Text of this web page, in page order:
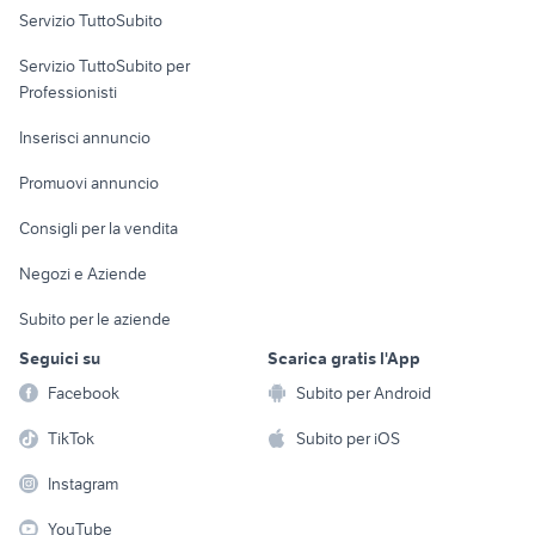
Informatica
Console e
Fotografia
Telefonia
Biciclette
Servizio TuttoSubito
Servizio TuttoSubito per
Professionisti
Inserisci annuncio
Promuovi annuncio
Consigli per la vendita
Negozi e Aziende
Subito per le aziende
Seguici su
Facebook
TikTok
Instagram
YouTube
Scarica gratis l'App
Subito per Android
Subito per iOS